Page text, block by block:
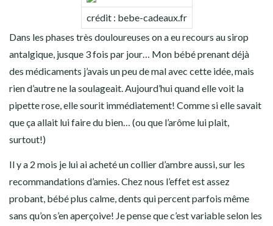
crédit : bebe-cadeaux.fr
Dans les phases très douloureuses on a eu recours au sirop
antalgique, jusque 3 fois par jour… Mon bébé prenant déjà
des médicaments j’avais un peu de mal avec cette idée, mais
rien d’autre ne la soulageait. Aujourd’hui quand elle voit la
pipette rose, elle sourit immédiatement! Comme si elle savait
que ça allait lui faire du bien… (ou que l’arôme lui plait,
surtout!)
Il y a 2 mois je lui ai acheté un collier d’ambre aussi, sur les
recommandations d’amies. Chez nous l’effet est assez
probant, bébé plus calme, dents qui percent parfois même
sans qu’on s’en aperçoive! Je pense que c’est variable selon les